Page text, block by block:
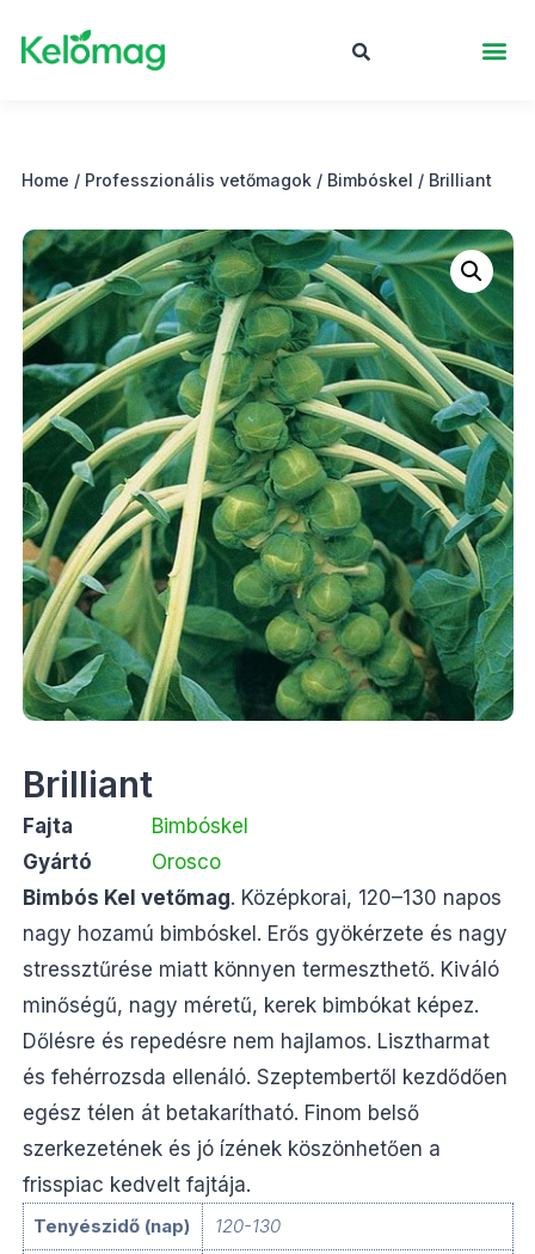
Home / Professzionális vetőmagok/ Bimbóskel / Brilliant
Brilliant
Fajta
Bimbóskel
Gyártó
Orosco
Bimbós Kel vetőmag. Középkorai, 120–130 napos
nagy hozamú bimbóskel. Erős gyökérzete és nagy
stressztűrése miatt könnyen termeszthető. Kiváló
minőségű, nagy méretű, kerek bimbókat képez.
Dőlésre és repedésre nem hajlamos. Lisztharmat
és fehérrozsda ellenáló. Szeptembertől kezdődően
egész télen át betakarítható. Finom belső
szerkezetének és jó ízének köszönhetően a
frisspiac kedvelt fajtája.
Tenyészidő (nap) 120-130